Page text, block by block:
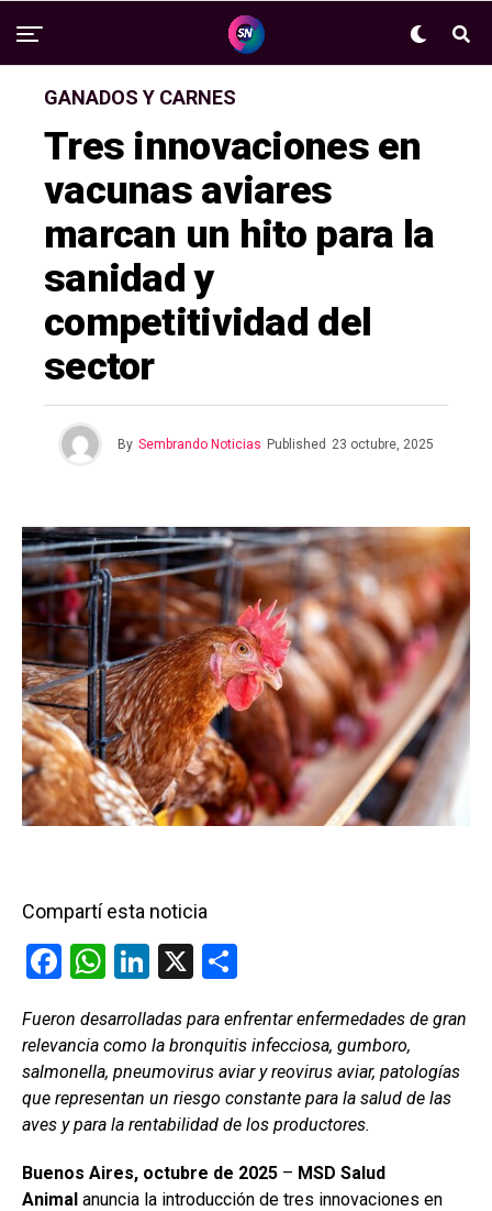
GANADOS Y CARNES
Tres innovaciones en
vacunas aviares
marcan un hito para la
sanidad y
competitividad del
sector
By Sembrando Noticias Published 23 octubre, 2025
Compartí esta noticia
F
ce
b
o
o
k
W
at
s
A
p
p
Li
ke
dI
n
X
m
p
ar
tir
Fueron desarrolladas para enfrentar enfermedades de gran
relevancia como la bronquitis infecciosa, gumboro,
salmonella, pneumovirus aviar y reovirus aviar, patologías
que representan un riesgo constante para la salud de las
aves y para la rentabilidad de los productores.
Buenos Aires, octubre de 2025 – MSD Salud
Animal anuncia la introducción de tres innovaciones en